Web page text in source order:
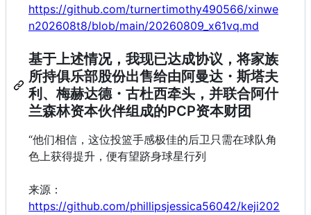
https://github.com/turnertimothy490566/xinwe
n202608t8/blob/main/20260809_x61vq.md
基于上述情况，我现已达成协议，将家族
所持俱乐部股份出售给由阿曼达・斯塔夫
利、梅赫达德・古杜西牵头，并联合阿什
兰森林资本伙伴组成的PCP资本财团
“他们相信，这位投篮手感极佳的后卫只需在球队角
色上获得提升，便有望跻身球星行列
来源：
https://github.com/phillipsjessica56042/keji202